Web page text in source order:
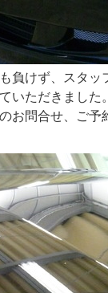
負けず、スタ
いただきました。
お問合せ、ご予